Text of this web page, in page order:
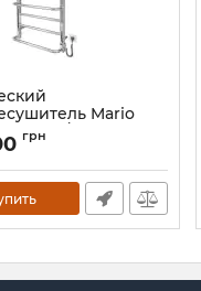
Mario
290 TR К
грн